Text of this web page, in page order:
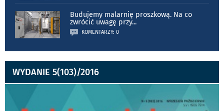
Budujemy malarnię proszkową. Na co
zwrócić uwagę przy...
KOMENTARZY: 0
WYDANIE 5(103)/2016